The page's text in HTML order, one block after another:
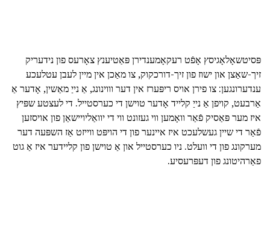
פּסיטשאָלאָגיסץ אָפֿט רעקאָמענדירן פּאַטיענץ צאָרעס פון נידעריק
זיך-שאַצן און ישוז פון זיך-דורכקוק, צו מאַכן אין מיין לעבן עטלעכע
ענדערונגען: צו פירן אויס ריפּערז אין דער וווינונג, אַ נייַ מאַשין, אָדער אַ
אַרבעט, קויפן אַ נייַ קלייד אָדער טוישן די כערסטייל. די לעצטע שפּיץ
איז מער פּאַסיק פֿאַר וואָמען ווי געזונט ווי די יוואַליויישאַן פון אויסזען
פֿאַר די שיין געשלעכט איז איינער פון די הויפּט ווייזט אַז השפּעה דער
מערקונג פון די וועלט. ניו כערסטייל און אַ טוישן פון קליידער איז אַ גוט
פאַרהיטונג פון דעפּרעסיע.